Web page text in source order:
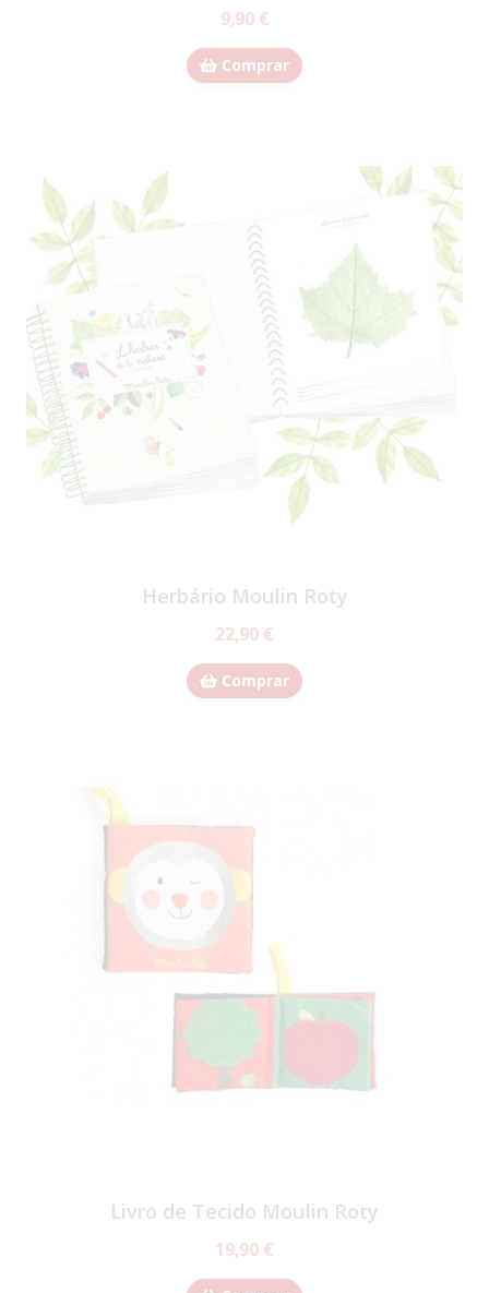
9,90 €
Comprar
Herbário Moulin Roty
22,90 €
Comprar
Livro de Tecido Moulin Roty
19,90 €